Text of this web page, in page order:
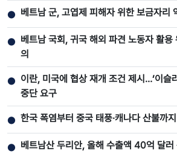
● 베트남 군, 고엽제 피해자 위한 보금자리
● 베트남 국회, 귀국 해외 파견 노동자 활용
의
● 이란, 미국에 협상 재개 조건 제시…‘이슬
중단 요구
● 한국 폭염부터 중국 태풍·캐나다 산불까
● 베트남산 두리안, 올해 수출액 40억 달러